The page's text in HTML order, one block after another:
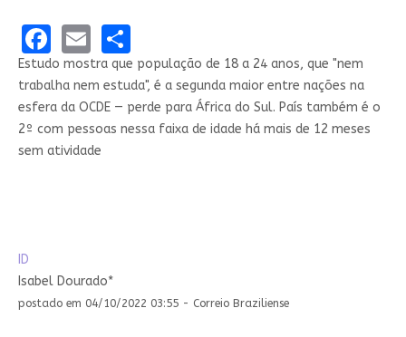
Facebook
EmailShare
Estudo mostra que população de 18 a 24 anos, que "nem
trabalha nem estuda", é a segunda maior entre nações na
esfera da OCDE — perde para África do Sul. País também é o
2º com pessoas nessa faixa de idade há mais de 12 meses
sem atividade
ID
Isabel Dourado*
postado em 04/10/2022 03:55 - Correio Braziliense